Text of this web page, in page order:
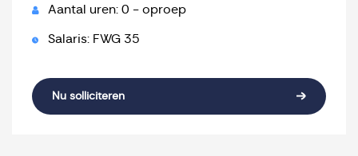
Aantal uren: 0 - oproep
Salaris: FWG 35
Nu solliciteren